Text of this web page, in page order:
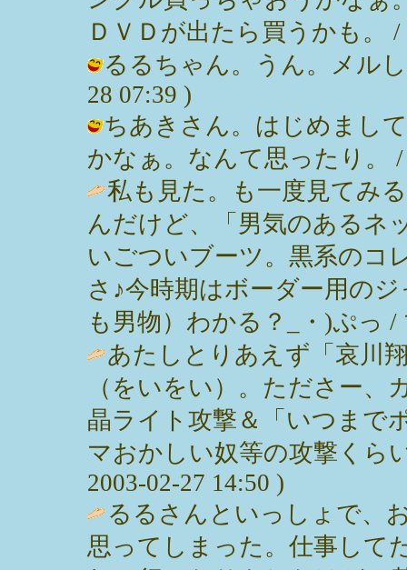
ＤＶＤが出たら買うかも。
るるちゃん。うん。メル
28 07:39 )
ちあきさん。はじめまし
かなぁ。なんて思ったり。
私も見た。も一度見てみ
んだけど、「男気のあるネ
いごついブーツ。黒系のコ
さ♪今時期はボーダー用の
も男物）わかる？_・)ぷっ /
あたしとりあえず「哀川
（をいをい）。たださー
晶ライト攻撃＆「いつまで
マおかしい奴等の攻撃くら
2003-02-27 14:50 )
るるさんといっしょで、
思ってしまった。仕事して